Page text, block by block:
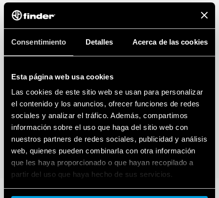
Consentimiento Detalles Acerca de las cookies
Esta página web usa cookies
Las cookies de este sitio web se usan para personalizar
el contenido y los anuncios, ofrecer funciones de redes
sociales y analizar el tráfico. Además, compartimos
información sobre el uso que haga del sitio web con
nuestros partners de redes sociales, publicidad y análisis
web, quienes pueden combinarla con otra información
que les haya proporcionado o que hayan recopilado a
partir del uso que haya hecho de sus servicios.